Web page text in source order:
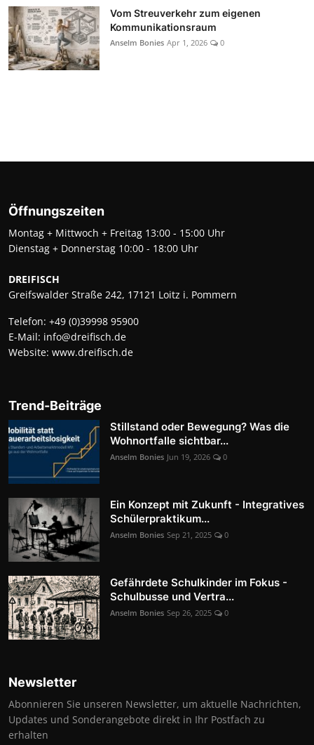
Vom Streuverkehr zum eigenen
Kommunikationsraum
Anselm Bonies Apr 1, 2026 0
Öffnungszeiten
Montag + Mittwoch + Freitag 13:00 - 15:00 Uhr
Dienstag + Donnerstag 10:00 - 18:00 Uhr
DREIFISCH
Greifswalder Straße 242, 17121 Loitz i. Pommern
Telefon: +49 (0)39998 95900
E-Mail: info@dreifisch.de
Website: www.dreifisch.de
Trend-Beiträge
Stillstand oder Bewegung? Was die
Wohnortfalle sichtbar...
Anselm Bonies Jun 19, 2026 0
Ein Konzept mit Zukunft - Integratives
Schülerpraktikum...
Anselm Bonies Sep 21, 2025 0
Gefährdete Schulkinder im Fokus -
Schulbusse und Vertra...
Anselm Bonies Sep 26, 2025 0
Newsletter
Abonnieren Sie unseren Newsletter, um aktuelle Nachrichten,
Updates und Sonderangebote direkt in Ihr Postfach zu
erhalten